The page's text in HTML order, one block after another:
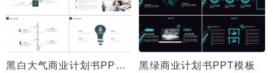
黑白大气商业计划书PPT模板 黑绿商业计划书PPT模板